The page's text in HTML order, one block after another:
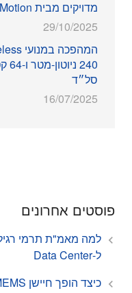
מדויקים מבית Allied Motion
29/10/2025
סל״ד
16/07/2025
פוסטים אחרונים
למה מאמ"ת תרמי
ל-Data Center
כיצד הופך חיישן MEMS ל-IMU ברמה טקטית?